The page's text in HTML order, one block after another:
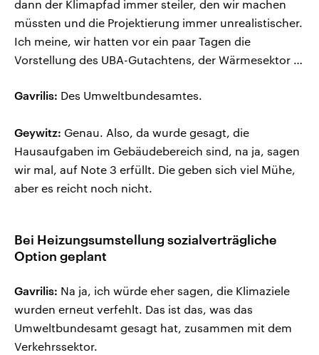
dann der Klimapfad immer steiler, den wir machen
müssten und die Projektierung immer unrealistischer.
Ich meine, wir hatten vor ein paar Tagen die
Vorstellung des UBA-Gutachtens, der Wärmesektor …
Gavrilis: Des Umweltbundesamtes.
Geywitz: Genau. Also, da wurde gesagt, die
Hausaufgaben im Gebäudebereich sind, na ja, sagen
wir mal, auf Note 3 erfüllt. Die geben sich viel Mühe,
aber es reicht noch nicht.
Bei Heizungsumstellung sozialverträgliche
Option geplant
Gavrilis: Na ja, ich würde eher sagen, die Klimaziele
wurden erneut verfehlt. Das ist das, was das
Umweltbundesamt gesagt hat, zusammen mit dem
Verkehrssektor.